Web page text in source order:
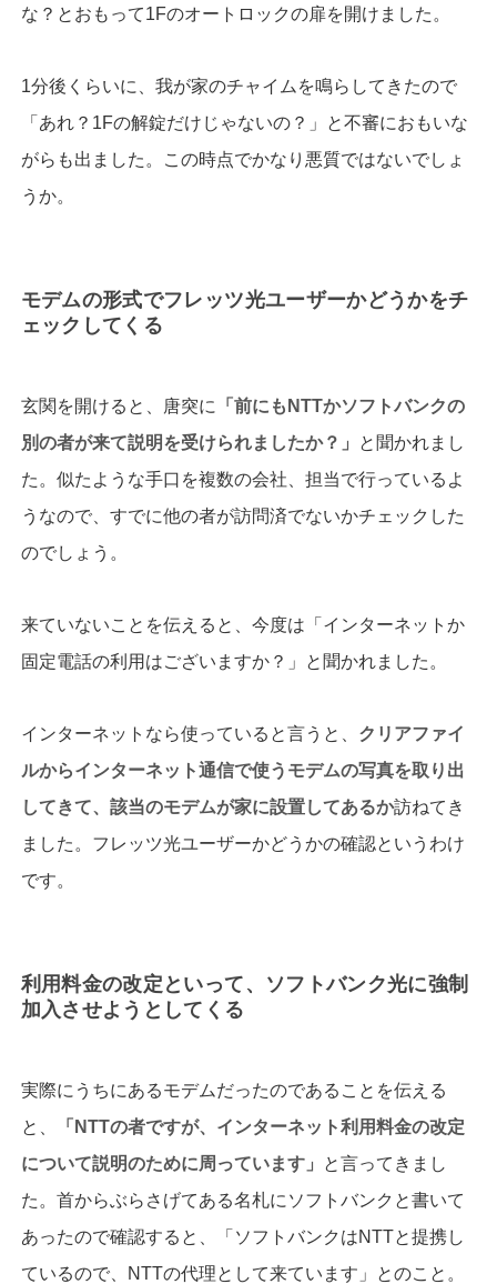
な？とおもって1Fのオートロックの扉を開けました。
1分後くらいに、我が家のチャイムを鳴らしてきたので
「あれ？1Fの解錠だけじゃないの？」と不審におもいな
がらも出ました。この時点でかなり悪質ではないでしょ
うか。
モデムの形式でフレッツ光ユーザーかどうかをチ
ェックしてくる
玄関を開けると、唐突に 「前にも NTTかソフトバンクの
別の者が来て説明を受けられましたか？」
と聞かれまし
た。似たような手口を複数の会社、担当で行っているよ
うなので、すでに他の者が訪問済でないかチェックした
のでしょう。
来ていないことを伝えると、今度は「インターネットか
固定電話の利用はございますか？」と聞かれました。
インターネットなら使っていると言うと、 クリアファイ
ルからインターネット通信で使うモデムの写真を取り出
してきて、該当のモデムが家に設置してあるか訪ねてき
ました。フレッツ光ユーザーかどうかの確認というわけ
です。
利用料金の改定といって、ソフトバンク光に強制
加入させようとしてくる
実際にうちにあるモデムだったのであることを伝える
と、
「 NTTの者ですが、インターネット利用料金の改定
について説明のために周っています」
と言ってきまし
た。首からぶらさげてある名札にソフトバンクと書いて
あったので確認すると、「ソフトバンクはNTTと提携し
ているので、NTTの代理として来ています」とのこと。